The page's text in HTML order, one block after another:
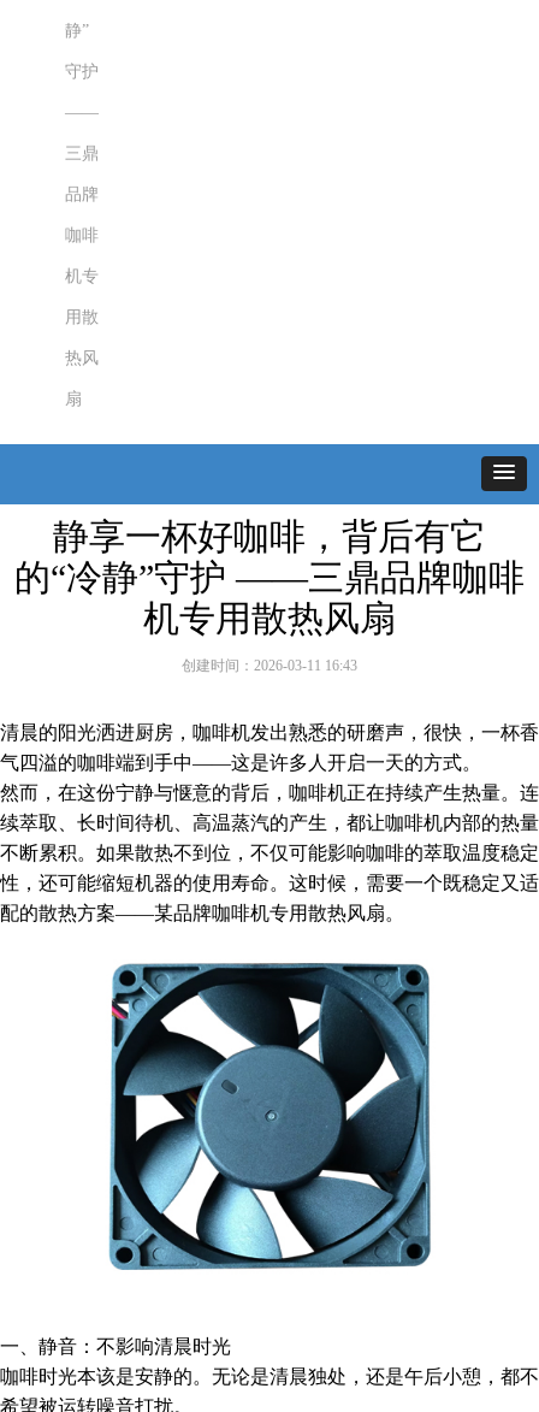
清晨的阳光洒进厨房，咖啡机发出熟悉的研磨声，很快，一杯香
气四溢的咖啡端到手中——这是许多人开启一天的方式。
然而，在这份宁静与惬意的背后，咖啡机正在持续产生热量。连
续萃取、长时间待机、高温蒸汽的产生，都让咖啡机内部的热量
不断累积。如果散热不到位，不仅可能影响咖啡的萃取温度稳定
性，还可能缩短机器的使用寿命。这时候，需要一个既稳定又适
配的散热方案——某品牌咖啡机专用散热风扇。
一、静音：不影响清晨时光
咖啡时光本该是安静的。无论是清晨独处，还是午后小憩，都不
希望被运转噪音打扰。
静享一杯好咖啡，背后有它
的“冷静”守护 ——三鼎品牌咖啡
机专用散热风扇
创建时间： 2026-03-11 16:43
静”
守护
——
三鼎
品牌
咖啡
机专
用散
热风
扇